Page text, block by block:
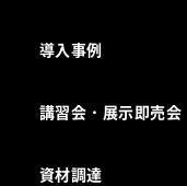
製品の開発
事業所一覧
導入事例
講習会・展示即売会
資材調達